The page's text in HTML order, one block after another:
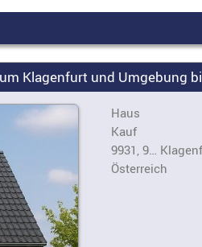
Klagenfurt und Umgebung
Haus
Kauf
9931, 9…
Österreich